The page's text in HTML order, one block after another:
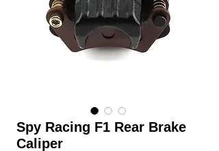
Spy Racing F1 Rear Brake
Caliper